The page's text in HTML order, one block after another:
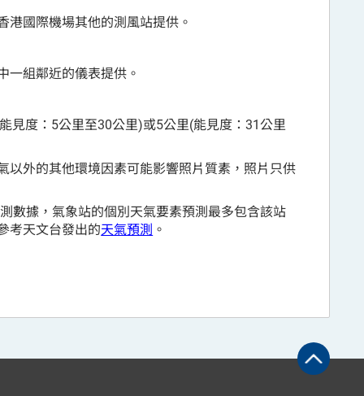
國際機場其他的測風站提供。
一組鄰近的儀表提供。
見度：5公里至30公里)或5公里(能見度：31公里
以外的其他環境因素可能影響照片質素，照片只供
數據，氣象站的個別天氣要素預測最多包含該站
考天文台發出的天氣預測 。